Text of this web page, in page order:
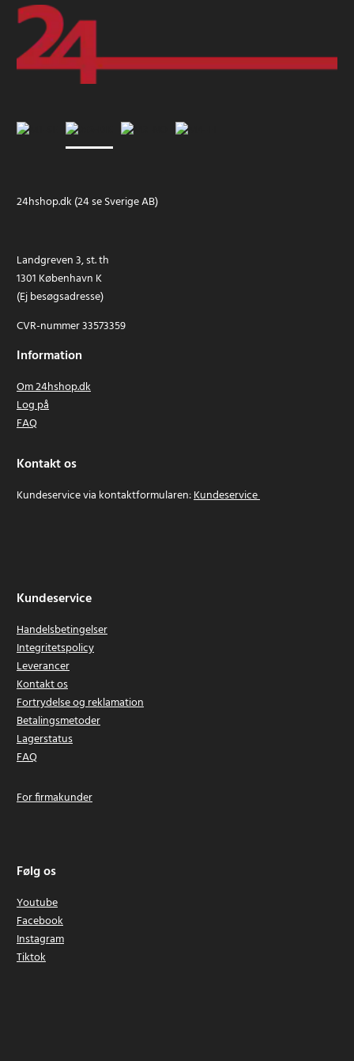
24hshop.dk (24 se Sverige AB)
Landgreven 3, st. th
1301 København K
(Ej besøgsadresse)
CVR-nummer 33573359
Information
Om 24hshop.dk
Log på
FAQ
Kontakt os
Kundeservice via kontaktformularen:Kundeservice
Kundeservice
Handelsbetingelser
Integritetspolicy
Leverancer
Kontakt os
Fortrydelse og reklamation
Betalingsmetoder
Lagerstatus
FAQ
For firmakunder
Følg os
Youtube
Facebook
Instagram
Tiktok